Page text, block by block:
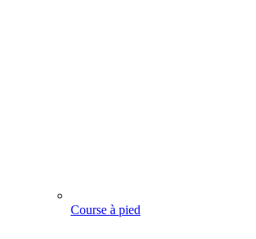
Course à pied